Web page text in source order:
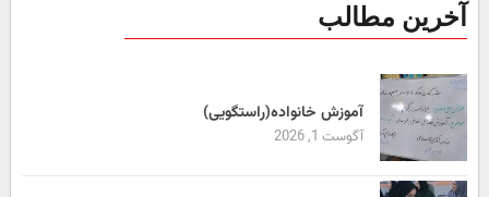
آخرین مطالب
آموزش خانواده(راستگویی)
آگوست 1, 2026